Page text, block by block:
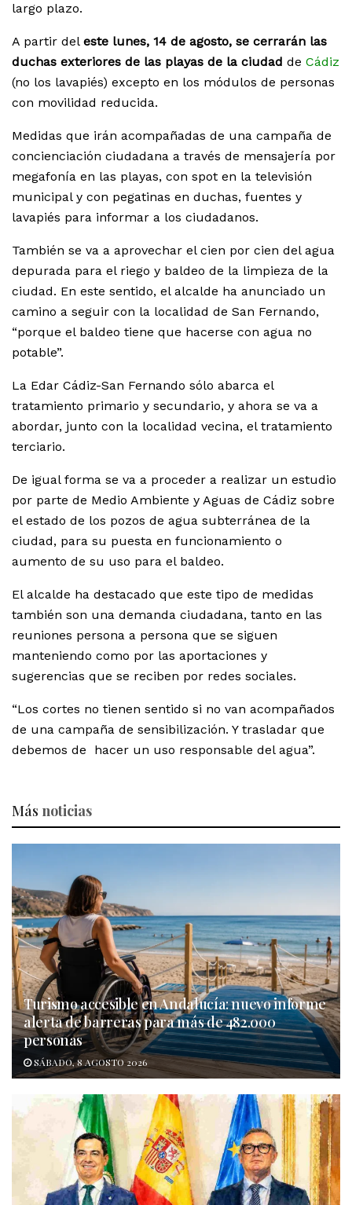
largo plazo.
A partir del este lunes, 14 de agosto, se cerrarán las
duchas exteriores de las playas de la ciudad de Cádiz
(no los lavapiés) excepto en los módulos de personas
con movilidad reducida.
Medidas que irán acompañadas de una campaña de
concienciación ciudadana a través de mensajería por
megafonía en las playas, con spot en la televisión
municipal y con pegatinas en duchas, fuentes y
lavapiés para informar a los ciudadanos.
También se va a aprovechar el cien por cien del agua
depurada para el riego y baldeo de la limpieza de la
ciudad. En este sentido, el alcalde ha anunciado un
camino a seguir con la localidad de San Fernando,
“porque el baldeo tiene que hacerse con agua no
potable”.
La Edar Cádiz-San Fernando sólo abarca el
tratamiento primario y secundario, y ahora se va a
abordar, junto con la localidad vecina, el tratamiento
terciario.
De igual forma se va a proceder a realizar un estudio
por parte de Medio Ambiente y Aguas de Cádiz sobre
el estado de los pozos de agua subterránea de la
ciudad, para su puesta en funcionamiento o
aumento de su uso para el baldeo.
El alcalde ha destacado que este tipo de medidas
también son una demanda ciudadana, tanto en las
reuniones persona a persona que se siguen
manteniendo como por las aportaciones y
sugerencias que se reciben por redes sociales.
“Los cortes no tienen sentido si no van acompañados
de una campaña de sensibilización. Y trasladar que
debemos de hacer un uso responsable del agua”.
Más noticias
Turismo accesible en Andalucía: nuevo informe
alerta de barreras para más de 482.000
personas
SÁBADO, 8 AGOSTO 2026